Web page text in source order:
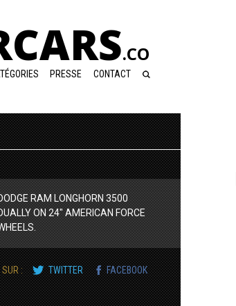
.CO
PRESSE CONTACT
RAM LONGHORN 3500
ON 24″ AMERICAN FORCE
SUR : TWITTER FACEBOOK